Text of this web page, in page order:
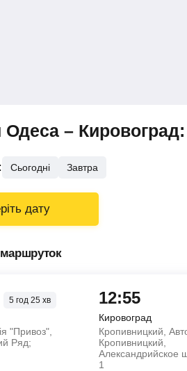
– Кировоград:
Сьогодні Завтра
дату
5 год25 хв
"Привоз",
Ряд;
12:55
Кировоград
Кропивницкий,
Кропивницкий,
Александрийское
1